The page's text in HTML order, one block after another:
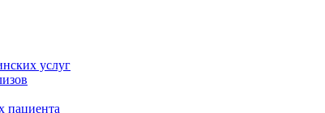
услуг
пациента